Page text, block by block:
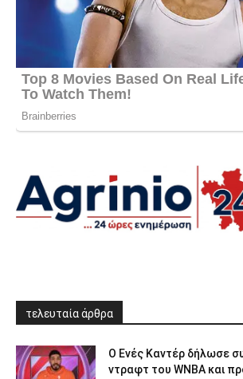
τελευταία άρθρα
Ο Ενές Καντέρ δήλωσε
ντραφτ του WNBA και